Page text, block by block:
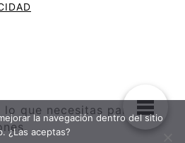
que necesitas para tus
la navegación dentro del sitio
¿Las aceptas?